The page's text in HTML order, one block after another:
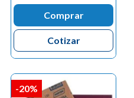
Comprar
Cotizar
-20%